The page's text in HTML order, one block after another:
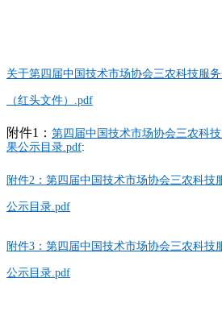
中国
关于第四届中国技术市场协会三农科技服
（红头文件）.pdf
附件1： 第四届中国技术市场协会三农科
果公示目录.pdf:
附件2：第四届中国技术市场协会三农科技
公示目录.pdf
附件3：第四届中国技术市场协会三农科技
公示目录.pdf